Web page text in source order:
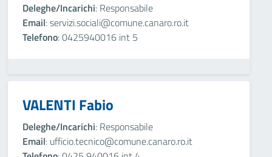
Deleghe/Incarichi: Responsabile
Email: servizi.sociali@comune.canaro.ro.it
Telefono: 0425940016 int 5
VALENTI Fabio
Deleghe/Incarichi: Responsabile
Email: ufficio.tecnico@comune.canaro.ro.it